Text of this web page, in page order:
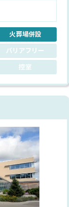
火葬場併設
バリアフリー
控室